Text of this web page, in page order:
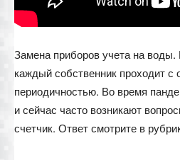
Замена приборов учета на
каждый собственник проходит с
периодичностью. Во время
и сейчас часто возникают
счетчик. Ответ смотрите в